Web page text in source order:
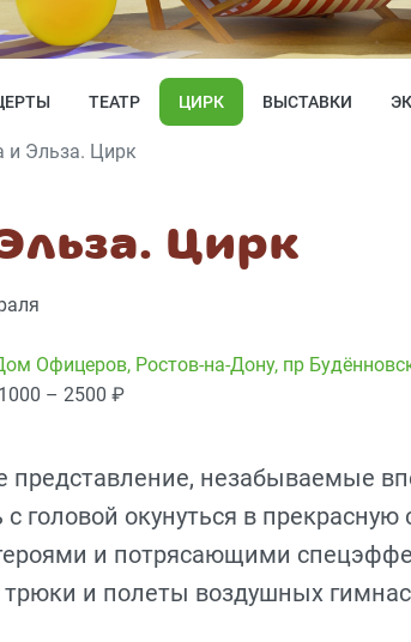
ТЕАТР ЦИРК ВЫСТАВКИ
и Эльза. Цирк
Цирк
Офицеров, Ростов-на-Дону, пр
1000 – 2500 ₽
представление, незабываемые
головой окунуться в
и потрясающими
трюки и полеты воздушных